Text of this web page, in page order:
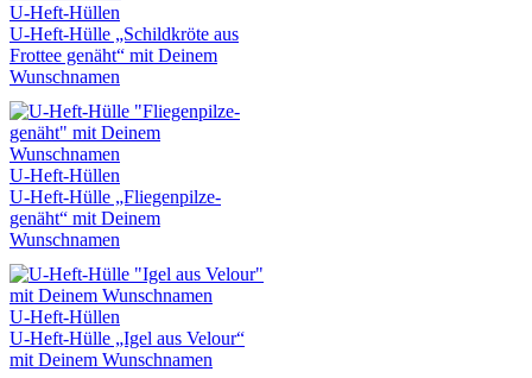
U-Heft-Hüllen
U-Heft-Hülle „Schildkröte aus
Frottee genäht“ mit Deinem
Wunschnamen
U-Heft-Hüllen
U-Heft-Hülle „Fliegenpilze-
genäht“ mit Deinem
Wunschnamen
U-Heft-Hüllen
U-Heft-Hülle „Igel aus Velour“
mit Deinem Wunschnamen